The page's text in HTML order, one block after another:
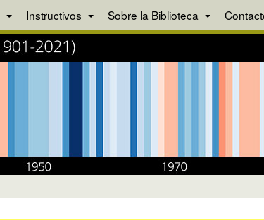
Instructivos Sobre la Biblioteca